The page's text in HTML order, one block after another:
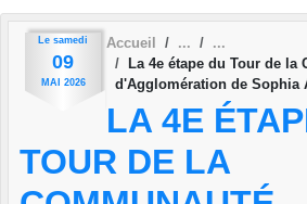
Le samedi
09
MAI 2026
Accueil
La 4e étape du Tour de la
d'Agglomération de Sophia
LA 4E
TOUR DE LA